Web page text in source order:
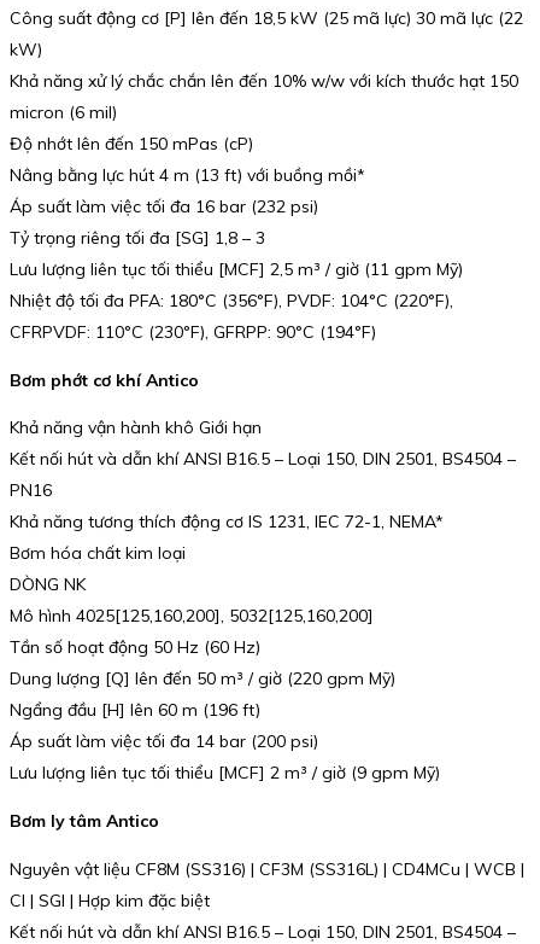
Công suất động cơ [P] lên đến 18,5 kW (25 mã lực) 30 mã lực (22
kW)
Khả năng xử lý chắc chắn lên đến 10% w/w với kích thước hạt 150
micron (6 mil)
Độ nhớt lên đến 150 mPas (cP)
Nâng bằng lực hút 4 m (13 ft) với buồng mồi*
Áp suất làm việc tối đa 16 bar (232 psi)
Tỷ trọng riêng tối đa [SG] 1,8 – 3
Lưu lượng liên tục tối thiểu [MCF] 2,5 m³ / giờ (11 gpm Mỹ)
Nhiệt độ tối đa PFA: 180°C (356°F), PVDF: 104°C (220°F),
CFRPVDF: 110°C (230°F), GFRPP: 90°C (194°F)
Bơm phớt cơ khí Antico
Khả năng vận hành khô Giới hạn
Kết nối hút và dẫn khí ANSI B16.5 – Loại 150, DIN 2501, BS4504 –
PN16
Khả năng tương thích động cơ IS 1231, IEC 72-1, NEMA*
Bơm hóa chất kim loại
DÒNG NK
Mô hình 4025[125,160,200], 5032[125,160,200]
Tần số hoạt động 50 Hz (60 Hz)
Dung lượng [Q] lên đến 50 m³ / giờ (220 gpm Mỹ)
Ngẩng đầu [H] lên 60 m (196 ft)
Áp suất làm việc tối đa 14 bar (200 psi)
Lưu lượng liên tục tối thiểu [MCF] 2 m³ / giờ (9 gpm Mỹ)
Bơm ly tâm Antico
Nguyên vật liệu CF8M (SS316) | CF3M (SS316L) | CD4MCu | WCB |
CI | SGI | Hợp kim đặc biệt
Kết nối hút và dẫn khí ANSI B16.5 – Loại 150, DIN 2501, BS4504 –